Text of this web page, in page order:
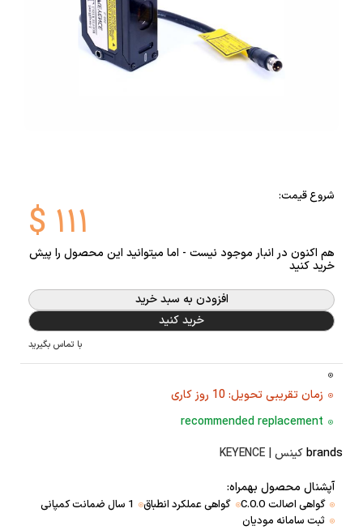
شروع قیمت:
$ ۱۱۱
هم اکنون در انبار موجود نیست - اما میتوانید این محصول را پیش
خرید کنید
افزودن به سبد خرید
خرید کنید
با تماس بگیرید
زمان تقریبی تحویل: 10 روز کاری
recommended replacement
brandsکینس | KEYENCE
آپشنال محصول بهمراه:
گواهی اصالت C.O.O گواهی عملکرد انطباق
1 سال ضمانت کمپانی
ثبت سامانه مودیان